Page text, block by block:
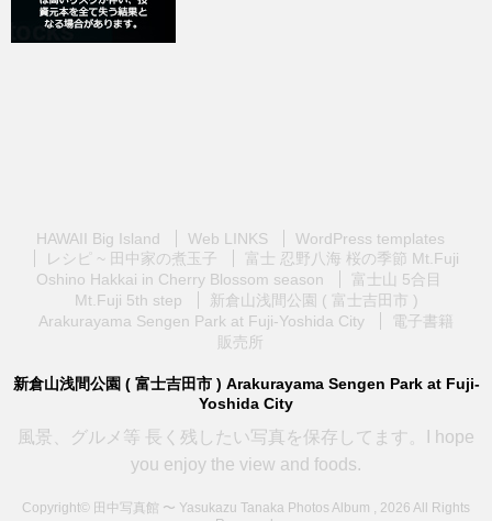
HAWAII Big Island Web LINKS
WordPress templates
レシピ ~ 田中家の煮玉子
富士 忍野八海 桜の季節 Mt.Fuji
Oshino Hakkai in Cherry Blossom season
富士山 5合目
Mt.Fuji 5th step
新倉山浅間公園 ( 富士吉田市 )
Arakurayama Sengen Park at Fuji-Yoshida City
電子書籍
販売所
新倉山浅間公園 ( 富士吉田市 ) Arakurayama Sengen Park at Fuji-
Yoshida City
風景、グルメ等 長く残したい写真を保存してます。I hope
you enjoy the view and foods.
Copyright© 田中写真館 〜 Yasukazu Tanaka Photos Album , 2026 All Rights